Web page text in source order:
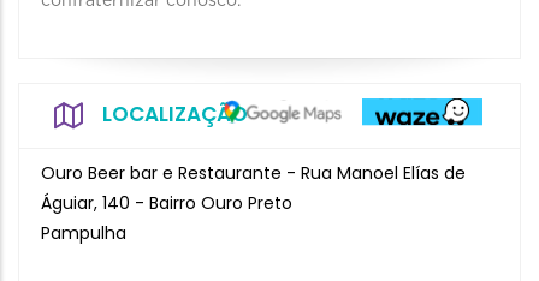
LOCALIZAÇÃO
Ouro Beer bar e Restaurante - Rua Manoel Elías de
Águiar, 140 - Bairro Ouro Preto
Pampulha